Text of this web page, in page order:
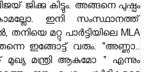
ജിക്കു കിട്ടും. അങ്ങനെ പുഷ്പം
ഇനി സംസ്ഥാനത്ത്
മറ്റു പാർട്ടിയിലെ MLA
ഇങ്ങോട്ട് വരും. "അണ്ണാ..
മുഖ്യ മന്ത്രി ആകുമോ " എന്നും